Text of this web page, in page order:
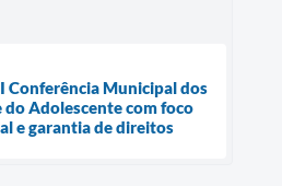
Conferência Municipal dos
do Adolescente com foco
e garantia de direitos